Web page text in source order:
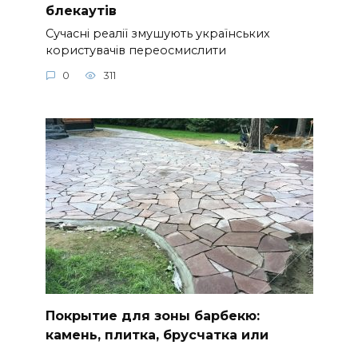
блекаутів
Сучасні реалії змушують українських
користувачів переосмислити
0 311
Покрытие для зоны барбекю:
камень, плитка, брусчатка или